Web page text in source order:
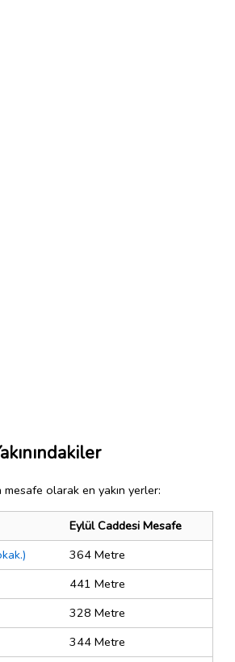
mesafe olarak en yakın yerler:
Eylül Caddesi Mesafe
364 Metre
441 Metre
328 Metre
344 Metre